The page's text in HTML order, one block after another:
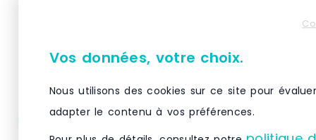
Armoire à bacs en acier
Armoire
Vos données, votre choix.
Nous utilisons des cookies sur ce site pour
adapter le contenu à vos préférences.